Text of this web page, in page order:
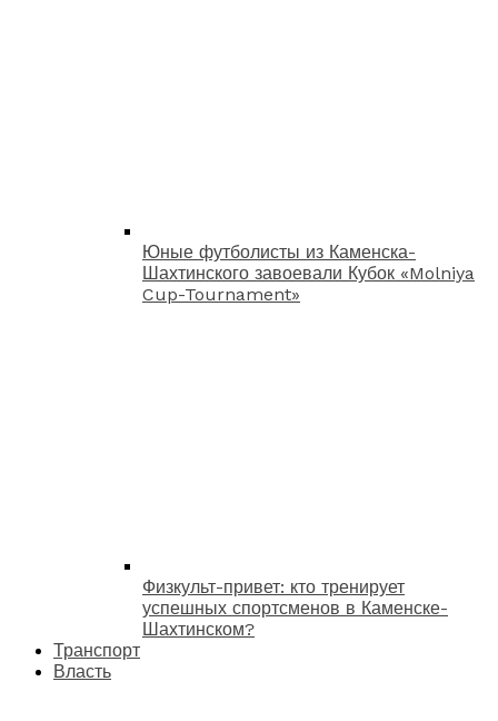
Юные футболисты из Каменска-
Шахтинского завоевали Кубок «Molniya
Cup-Tournament»
Физкульт-привет: кто тренирует
успешных спортсменов в Каменске-
Шахтинском?
Транспорт
Власть